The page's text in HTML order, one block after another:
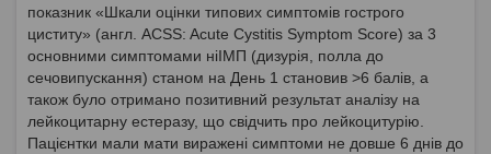
показник «Шкали оцінки типових симптомів гострого
циститу» (англ. ACSS: Acute Cystitis Symptom Score) за 3
основними симптомами ніІМП (дизурія, полла до
сечовипускання) станом на День 1 становив >6 балів, а
також було отримано позитивний результат аналізу на
лейкоцитарну естеразу, що свідчить про лейкоцитурію.
Пацієнтки мали мати виражені симптоми не довше 6 днів до